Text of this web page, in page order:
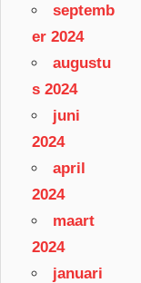
septemb
er 2024
augustu
s 2024
juni
2024
april
2024
maart
2024
januari